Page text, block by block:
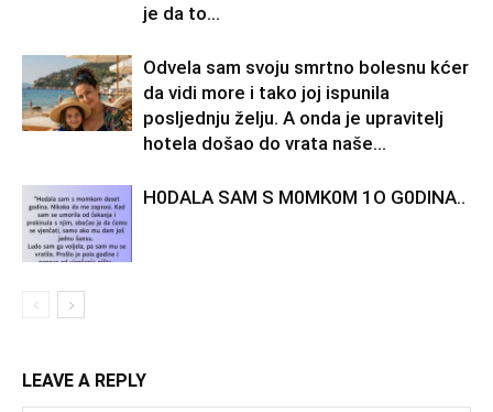
je da to...
Odvela sam svoju smrtno bolesnu kćer
da vidi more i tako joj ispunila
posljednju želju. A onda je upravitelj
hotela došao do vrata naše...
H0DALA SAM S M0MK0M 1O G0DINA..
LEAVE A REPLY